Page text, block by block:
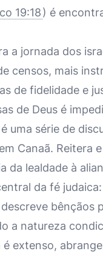
19:18) é
a jornada dos
censos, mais
de fidelidade e
de Deus é
uma série de
Canaã. Reitera
da lealdade à
da fé
bênçãos
a natureza
extenso,